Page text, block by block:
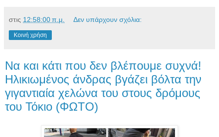
στις 12:58:00 π.μ. Δεν υπάρχουν σχόλια:
Κοινή χρήση
Να και κάτι που δεν βλέπουμε συχνά!
Ηλικιωμένος άνδρας βγάζει βόλτα την
γιγαντιαία χελώνα του στους δρόμους
του Τόκιο (ΦΩΤΟ)